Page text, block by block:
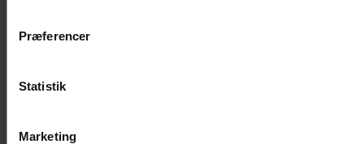
Præferencer
Statistik
Marketing